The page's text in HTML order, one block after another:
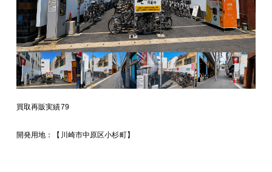
買取再販実績79
開発用地：【川崎市中原区小杉町】